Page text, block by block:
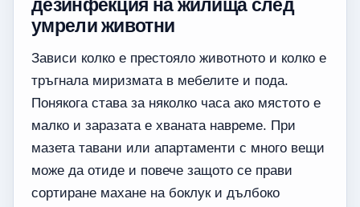
дезинфекция на жилища след
умрели животни
Зависи колко е престояло животното и колко е
тръгнала миризмата в мебелите и пода.
Понякога става за няколко часа ако мястото е
малко и заразата е хваната навреме. При
мазета тавани или апартаменти с много вещи
може да отиде и повече защото се прави
сортиране махане на боклук и дълбоко